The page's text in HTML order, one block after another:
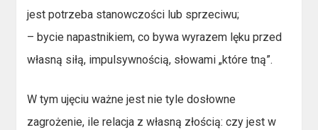
jest potrzeba stanowczości lub sprzeciwu;
– bycie napastnikiem, co bywa wyrazem lęku przed
własną siłą, impulsywnością, słowami „które tną”.
W tym ujęciu ważne jest nie tyle dosłowne
zagrożenie, ile relacja z własną złością: czy jest w